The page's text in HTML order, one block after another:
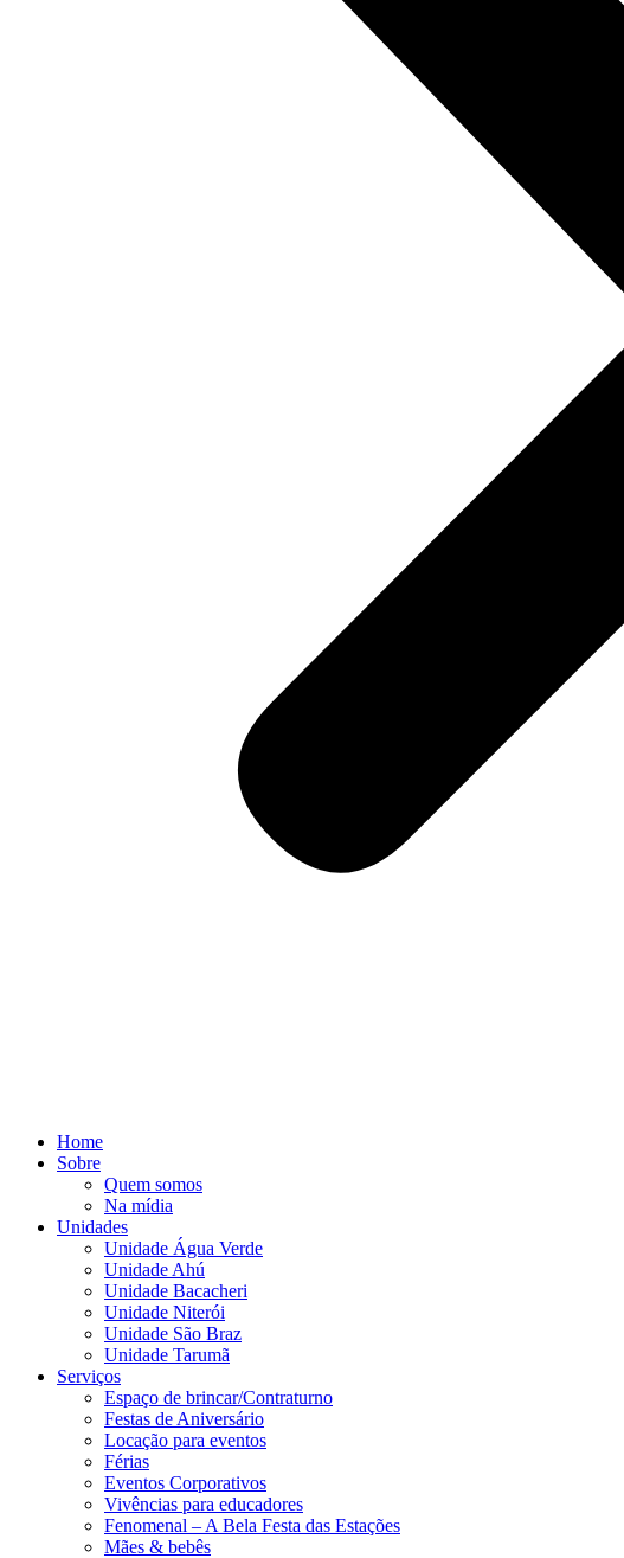
Home
Sobre
Quem somos
Na mídia
Unidades
Unidade Água Verde
Unidade Ahú
Unidade Bacacheri
Unidade Niterói
Unidade São Braz
Unidade Tarumã
Serviços
Espaço de brincar/Contraturno
Festas de Aniversário
Locação para eventos
Férias
Eventos Corporativos
Vivências para educadores
Fenomenal – A Bela Festa das Estações
Mães & bebês